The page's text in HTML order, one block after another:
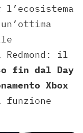
il
fin dal Day
Xbox
funzione